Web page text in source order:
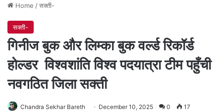
Home /सक्ती-
सक्ती-
गिनीज बुक और लिम्का बुक वर्ल्ड रिकॉर्ड
होल्डर विश्वशांति विश्व पदयात्रा टीम पहुँची
नवगठित जिला सक्ती
Chandra Sekhar Bareth December 10, 2025 0 17